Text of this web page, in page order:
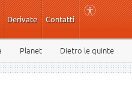
Derivate Contatti
Planet Dietro le quinte